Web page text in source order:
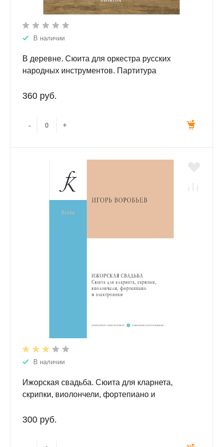
В наличии
В деревне. Сюита для оркестра русских
народных инструментов. Партитура
360 руб.
- +
В наличии
Ижорская свадьба. Сюита для кларнета,
скрипки, виолончели, фортепиано и
300 руб.